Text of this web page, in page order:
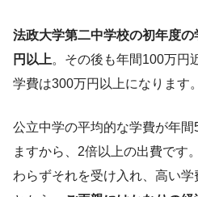
法政大学第二中学校の初年度
円以上。その後も年間100万円
学費は300万円以上になります。
公立中学の平均的な学費が年
ますから、2倍以上の出費です
わらずそれを受け入れ、高い